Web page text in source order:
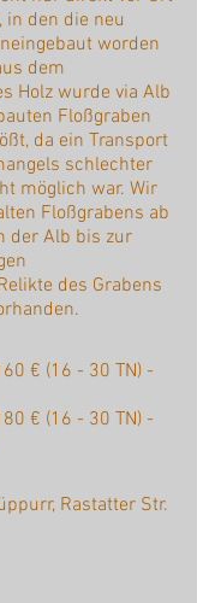
in den die neu
worden
dem
Holz wurde via Alb
Floßgraben
da ein Transport
schlechter
möglich war. Wir
Floßgrabens ab
der Alb bis zur
des Grabens
€ (16 - 30 TN) -
€ (16 - 30 TN) -
Rastatter Str.